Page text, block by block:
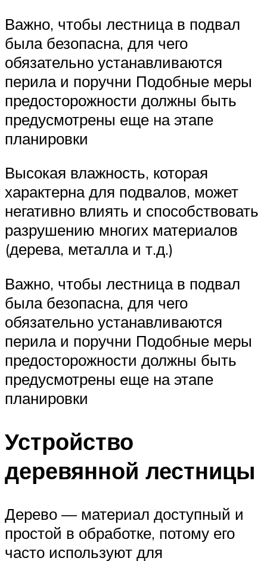
Важно, чтобы лестница в подвал
была безопасна, для чего
обязательно устанавливаются
перила и поручни Подобные меры
предосторожности должны быть
предусмотрены еще на этапе
планировки
Высокая влажность, которая
характерна для подвалов, может
негативно влиять и способствовать
разрушению многих материалов
(дерева, металла и т.д.)
Важно, чтобы лестница в подвал
была безопасна, для чего
обязательно устанавливаются
перила и поручни Подобные меры
предосторожности должны быть
предусмотрены еще на этапе
планировки
Устройство
деревянной лестницы
Дерево — материал доступный и
простой в обработке, потому его
часто используют для